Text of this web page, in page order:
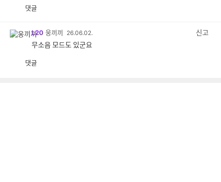
댓글
L20 웅끼끼 26.06.02.
신고
무소음 모드도 있군요
댓글